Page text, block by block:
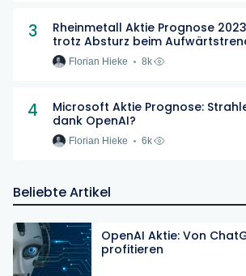
3
Rheinmetall Aktie Prognose
trotz Absturz beim
Florian Hieke 8k
4
Microsoft Aktie Prognose:
dank OpenAI?
Florian Hieke 6k
Beliebte Artikel
OpenAI Aktie: Von
profitieren